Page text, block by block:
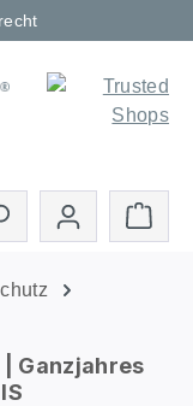
| Ganzjahres